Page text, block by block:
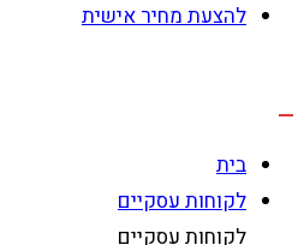
להצעת מחיר אישית
בית
לקוחות עסקיים
לקוחות עסקיים